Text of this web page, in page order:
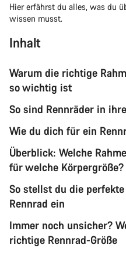
Hier erfährst du alles, was du
wissen musst.
Inhalt
Warum die richtige
so wichtig ist
So sind Rennräder in
Wie du dich für ein
Überblick: Welche
für welche Körpergröße?
So stellst du die
Rennrad ein
Immer noch unsicher?
richtige Rennrad-Größe